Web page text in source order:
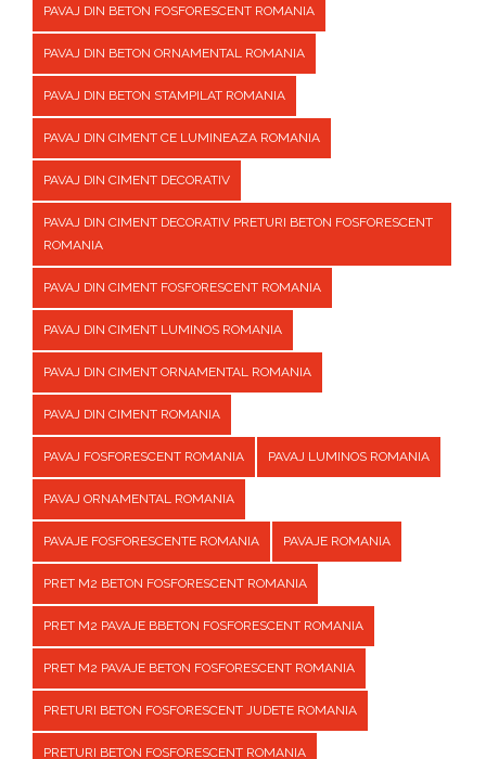
PAVAJ DIN BETON FOSFORESCENT ROMANIA
PAVAJ DIN BETON ORNAMENTAL ROMANIA
PAVAJ DIN BETON STAMPILAT ROMANIA
PAVAJ DIN CIMENT CE LUMINEAZA ROMANIA
PAVAJ DIN CIMENT DECORATIV
PAVAJ DIN CIMENT DECORATIV PRETURI BETON FOSFORESCENT
ROMANIA
PAVAJ DIN CIMENT FOSFORESCENT ROMANIA
PAVAJ DIN CIMENT LUMINOS ROMANIA
PAVAJ DIN CIMENT ORNAMENTAL ROMANIA
PAVAJ DIN CIMENT ROMANIA
PAVAJ FOSFORESCENT ROMANIA PAVAJ LUMINOS ROMANIA
PAVAJ ORNAMENTAL ROMANIA
PAVAJE FOSFORESCENTE ROMANIA PAVAJE ROMANIA
PRET M2 BETON FOSFORESCENT ROMANIA
PRET M2 PAVAJE BBETON FOSFORESCENT ROMANIA
PRET M2 PAVAJE BETON FOSFORESCENT ROMANIA
PRETURI BETON FOSFORESCENT JUDETE ROMANIA
PRETURI BETON FOSFORESCENT ROMANIA